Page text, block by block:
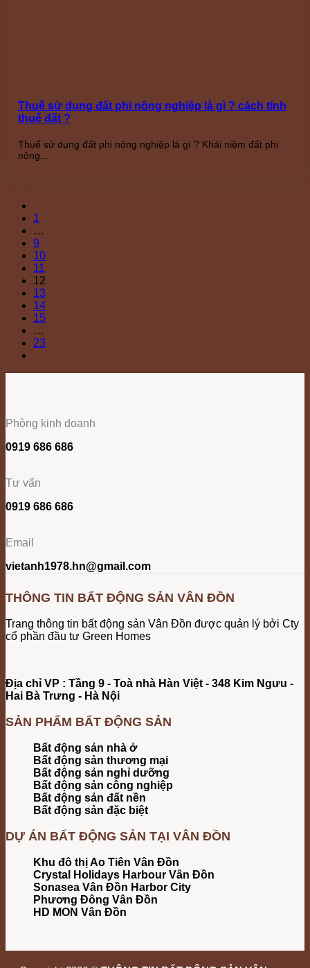
Thuế sử dụng đất phi nông nghiệp là gì ? cách tính
thuế đất ?
Thuế sử dụng đất phi nông nghiệp là gì ? Khái niệm đất phi
nông...
1
…
9
10
11
12
13
14
15
…
23
Phòng kinh doanh
0919 686 686
Tư vấn
0919 686 686
Email
vietanh1978.hn@gmail.com
THÔNG TIN BẤT ĐỘNG SẢN VÂN ĐỒN
Trang thông tin bất động sản Vân Đồn được quản lý bởi Cty
cổ phần đầu tư Green Homes
Địa chỉ VP : Tầng 9 - Toà nhà Hàn Việt - 348 Kim Ngưu -
Hai Bà Trưng - Hà Nội
SẢN PHẨM BẤT ĐỘNG SẢN
Bất động sản nhà ở
Bất động sản thương mại
Bất động sản nghỉ dưỡng
Bất động sản công nghiệp
Bất động sản đất nền
Bất động sản đặc biệt
DỰ ÁN BẤT ĐỘNG SẢN TẠI VÂN ĐỒN
Khu đô thị Ao Tiên Vân Đồn
Crystal Holidays Harbour Vân Đồn
Sonasea Vân Đồn Harbor City
Phương Đông Vân Đồn
HD MON Vân Đồn